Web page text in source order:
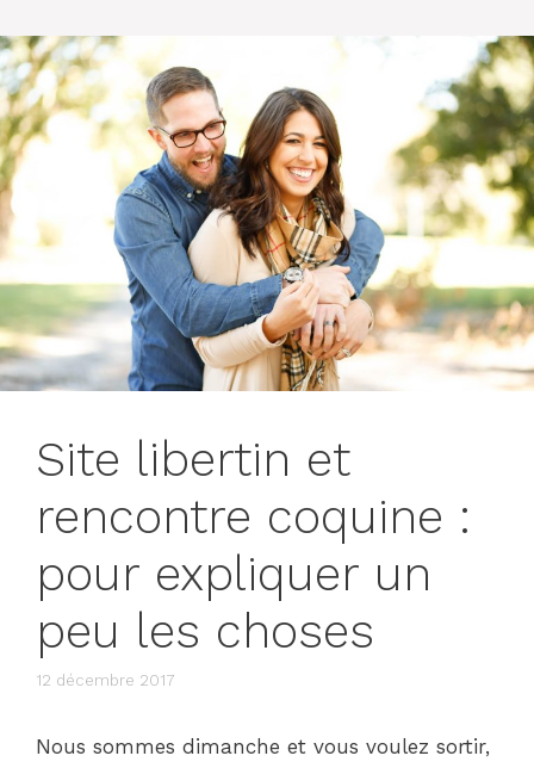
Site libertin et
rencontre coquine :
pour expliquer un
peu les choses
12 décembre 2017
Nous sommes dimanche et vous voulez sortir,